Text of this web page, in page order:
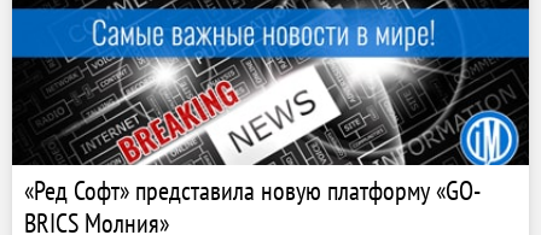
«Ред Софт» представила новую платформу «GO-
BRICS Молния»